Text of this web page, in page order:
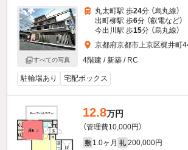
すべての写真
丸太町駅 歩24分 （烏丸線）
出町柳駅 歩6分 （叡電など）
今出川駅 歩15分 （烏丸線）
京都府京都市上京区梶井町
4階建 / 新築 / RC
駐輪場あり 宅配ボックス
12.8万円
（管理費10,000円）
敷 1.0ヶ月 礼 200,000円